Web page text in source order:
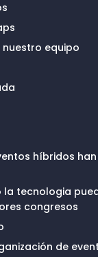
equipo
híbridos
la tecnologia
congresos
de